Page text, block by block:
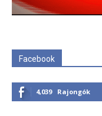
Facebook
4,039 Rajongók